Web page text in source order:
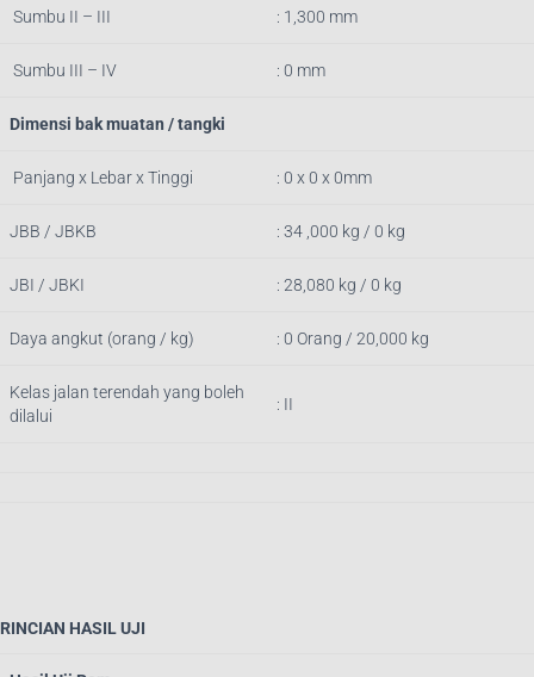
Sumbu II – III : 1,300 mm
Sumbu III – IV : 0 mm
Dimensi bak muatan / tangki
Panjang x Lebar x Tinggi : 0 x 0 x 0mm
JBB / JBKB : 34 ,000 kg / 0 kg
JBI / JBKI : 28,080 kg / 0 kg
Daya angkut (orang / kg) : 0 Orang / 20,000 kg
Kelas jalan terendah yang boleh
dilalui
: II
RINCIAN HASIL UJI